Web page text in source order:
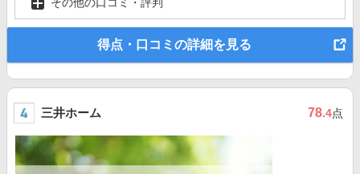
得点・口コミの詳細を見る
三井ホーム 78.4点